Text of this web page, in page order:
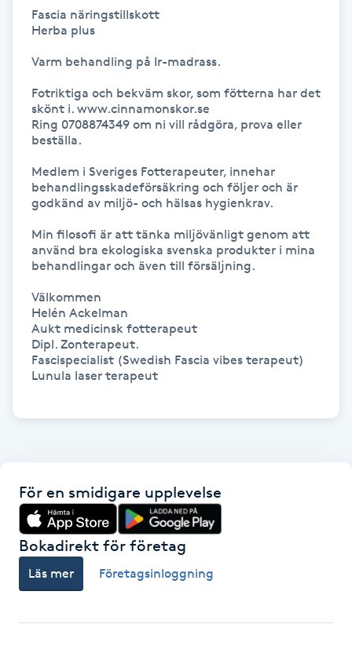
Hårborttagning
Hårförlängning
Hårvård
Hälsa
Hälsprickor
Idrottsmassage
Japansk massage
Katun fransar
Fascia näringstillskott
Herba plus
Varm behandling på Ir-madrass.
Fotriktiga och bekväm skor, som fötterna har det
skönt i. www.cinnamonskor.se
Ring 0708874349 om ni vill rådgöra, prova eller
beställa.
Medlem i Sveriges Fotterapeuter, innehar
behandlingsskadeförsäkring och följer och är
godkänd av miljö- och hälsas hygienkrav.
Min filosofi är att tänka miljövänligt genom att
använd bra ekologiska svenska produkter i mina
behandlingar och även till försäljning.
Välkommen
Helén Ackelman
Aukt medicinsk fotterapeut
Dipl. Zonterapeut.
Fascispecialist (Swedish Fascia vibes terapeut)
Lunula laser terapeut
För en smidigare upplevelse
Bokadirekt för företag
Läs mer Företagsinloggning